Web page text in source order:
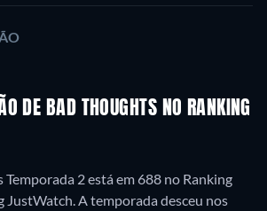
DE BAD THOUGHTS NO RANKING
Temporada 2 está em 688 no Ranking
JustWatch. A temporada desceu nos